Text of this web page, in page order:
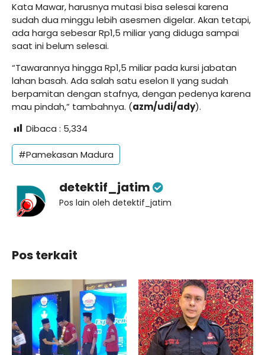
Kata Mawar, harusnya mutasi bisa selesai karena
sudah dua minggu lebih asesmen digelar. Akan tetapi,
ada harga sebesar Rp1,5 miliar yang diduga sampai
saat ini belum selesai.
“Tawarannya hingga Rp1,5 miliar pada kursi jabatan
lahan basah. Ada salah satu eselon II yang sudah
berpamitan dengan stafnya, dengan pedenya karena
mau pindah,” tambahnya. (azm/udi/ady).
Dibaca : 5,334
#Pamekasan Madura
detektif_jatim
Pos lain oleh detektif_jatim
Pos terkait